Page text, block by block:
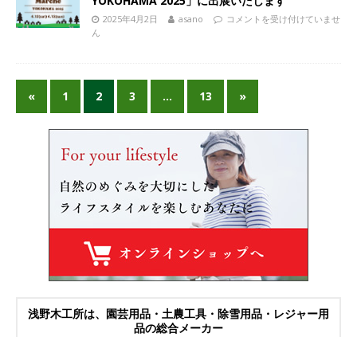
2025年4月2日 asano
コメントを受け付けていませ
ん
« 1 2 3 … 13 »
浅野木工所は、園芸用品・土農工具・除雪用品・レジャー用
品の総合メーカー